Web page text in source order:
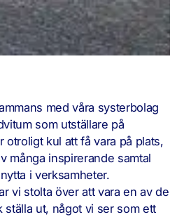
med våra systerbolag
som utställare på
otroligt kul att få vara på plats,
många inspirerande samtal
i verksamheter.
vi stolta över att vara en av de
ställa ut, något vi ser som ett